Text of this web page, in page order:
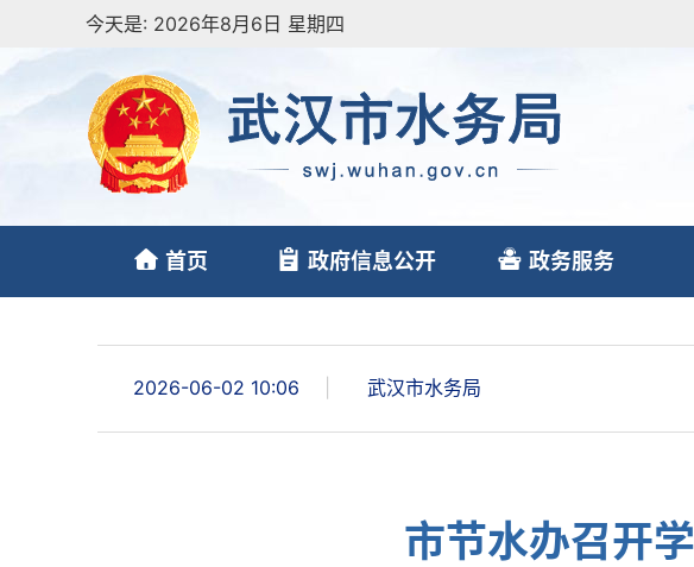
今天是: 2026年8月6日 星期四
首页 政府信息公开 政务服务
2026-06-02 10:06 武汉市水务局
市节水办召开